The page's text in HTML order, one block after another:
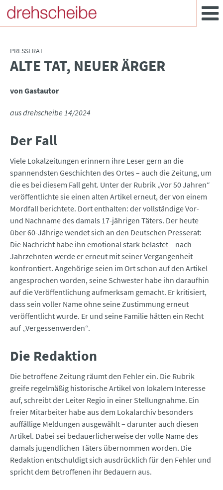
PRESSERAT
ALTE TAT, NEUER ÄRGER
von Gastautor
aus drehscheibe 14/2024
Der Fall
Viele Lokalzeitungen erinnern ihre Leser gern an die
spannendsten Geschichten des Ortes – auch die Zeitung, um
die es bei diesem Fall geht. Unter der Rubrik „Vor 50 Jahren“
veröffentlichte sie einen alten Artikel erneut, der von einem
Mordfall berichtete. Dort enthalten: der vollständige Vor-
und Nachname des damals 17-jährigen Täters. Der heute
über 60-Jährige wendet sich an den Deutschen Presserat:
Die Nachricht habe ihn emotional stark belastet – nach
Jahrzehnten werde er erneut mit seiner Vergangenheit
konfrontiert. Angehörige seien im Ort schon auf den Artikel
angesprochen worden, seine Schwester habe ihn daraufhin
auf die Veröffentlichung aufmerksam gemacht. Er kritisiert,
dass sein voller Name ohne seine Zustimmung erneut
veröffentlicht wurde. Er und seine Familie hätten ein Recht
auf „Vergessenwerden“.
Die Redaktion
Die betroffene Zeitung räumt den Fehler ein. Die Rubrik
greife regelmäßig historische Artikel von lokalem Interesse
auf, schreibt der Leiter Regio in einer Stellungnahme. Ein
freier Mitarbeiter habe aus dem Lokalarchiv besonders
auffällige Meldungen ausgewählt – darunter auch diesen
Artikel. Dabei sei bedauerlicherweise der volle Name des
damals jugendlichen Täters übernommen worden. Die
Redaktion entschuldigt sich ausdrücklich für den Fehler und
spricht dem Betroffenen ihr Bedauern aus.